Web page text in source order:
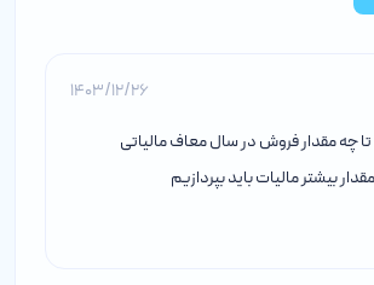
1403/12/26
تا چه مقدار فروش در سال معاف مالیاتی
بیشتر مالیات باید بپردازیم